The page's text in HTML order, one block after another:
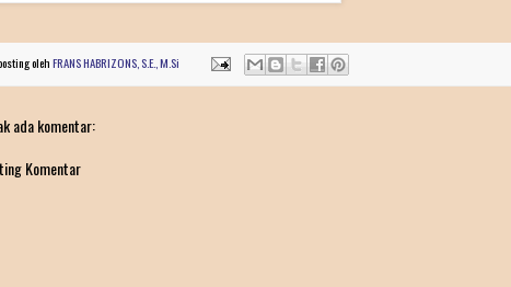
olehFRANS HABRIZONS, S.E., M.Si
ada komentar:
Komentar